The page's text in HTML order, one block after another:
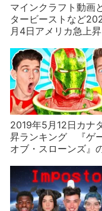
マインクラフト動画
タービーストなど
月4日アメリカ急上
2019年5月12日カナ
昇ランキング 『ゲ
オブ・スローンズ』